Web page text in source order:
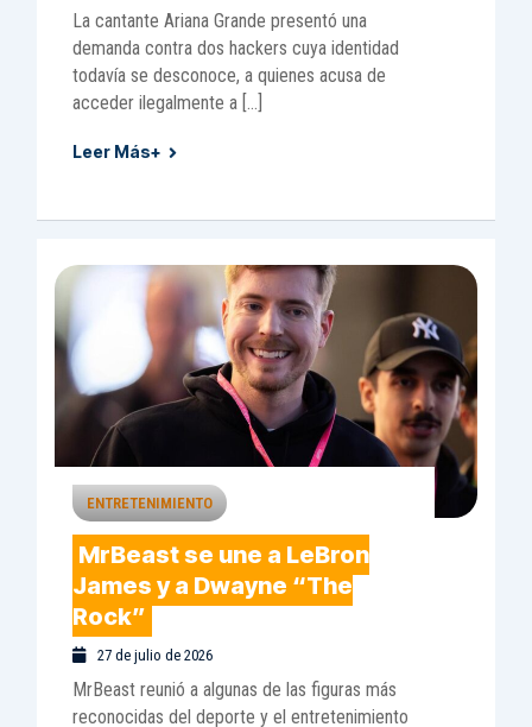
La cantante Ariana Grande presentó una
demanda contra dos hackers cuya identidad
todavía se desconoce, a quienes acusa de
acceder ilegalmente a […]
Leer Más+
ENTRETENIMIENTO
MrBeast se une a LeBron
James y a Dwayne “The
Rock”
27 de julio de 2026
MrBeast reunió a algunas de las figuras más
reconocidas del deporte y el entretenimiento